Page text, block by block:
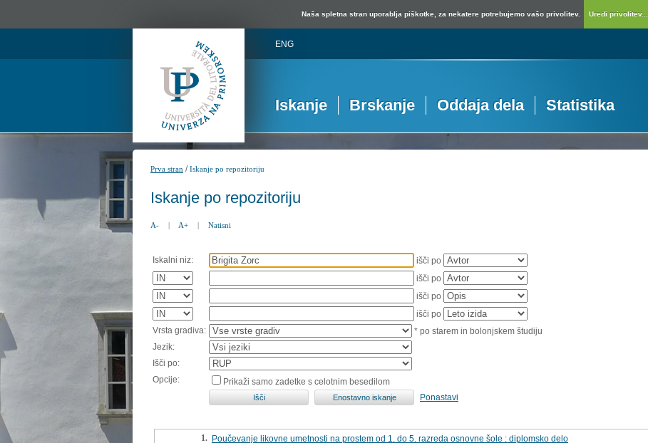
Naša spletna stran uporablja piškotke, za nekatere potrebujemo vašo privolitev. Uredi privolitev...
ENG
Iskanje Brskanje Oddaja dela Statistika
Prva stran /Iskanje po repozitoriju
Iskanje po repozitoriju
A- | A+ | Natisni
Iskalni niz:
išči po
išči po
išči po
išči po
Vrsta gradiva:
* po starem in bolonjskem študiju
Jezik:
Išči po:
Opcije:
Prikaži samo zadetke s celotnim besedilom
Ponastavi
1. Poučevanje likovne umetnosti na prostem od 1. do 5. razreda osnovne šole : diplomsko delo